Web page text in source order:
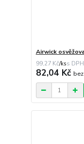
Airwick
99,27 Kč/ks
82,04 Kč